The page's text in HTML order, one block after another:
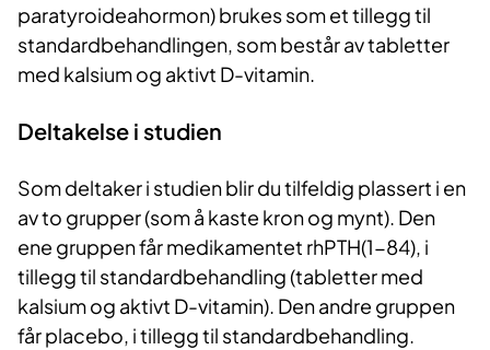
paratyroideahormon) brukes som et tillegg til
standardbehandlingen, som består av tabletter
med kalsium og aktivt D-vitamin.
Deltakelse i studien
Som deltaker i studien blir du tilfeldig plassert i en
av to grupper (som å kaste kron og mynt). Den
ene gruppen får medikamentet rhPTH(1-84), i
tillegg til standardbehandling (tabletter med
kalsium og aktivt D-vitamin). Den andre gruppen
får placebo, i tillegg til standardbehandling.